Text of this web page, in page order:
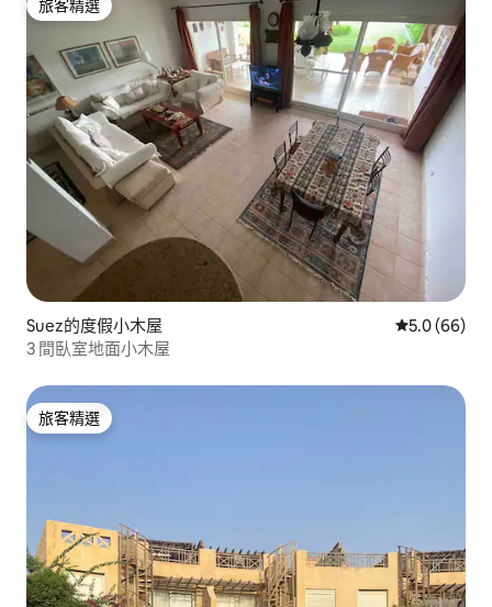
旅客精選
旅客精選
Suez的度假小木屋 從 66 則評
5.0 (66)
3 間臥室地面小木屋
旅客精選
旅客精選